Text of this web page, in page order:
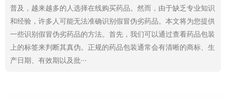
普及，越来越多的人选择在线购买药品。然而，由于缺乏专业知识
和经验，许多人可能无法准确识别假冒伪劣药品。本文将为您提供
一些识别假冒伪劣药品的方法。首先，我们可以通过查看药品包装
上的标签来判断其真伪。正规的药品包装通常会有清晰的商标、生
产日期、有效期以及批···